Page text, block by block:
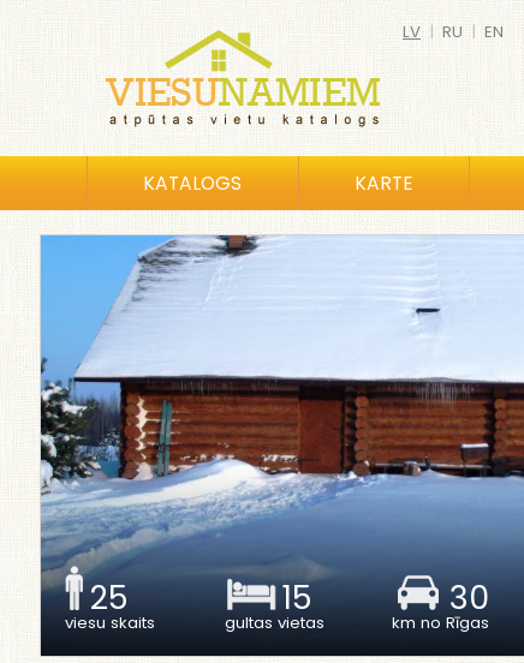
LV | RU | EN
KATALOGS KARTE
25
viesu skaits
15
gultas vietas
30
km no Rīgas